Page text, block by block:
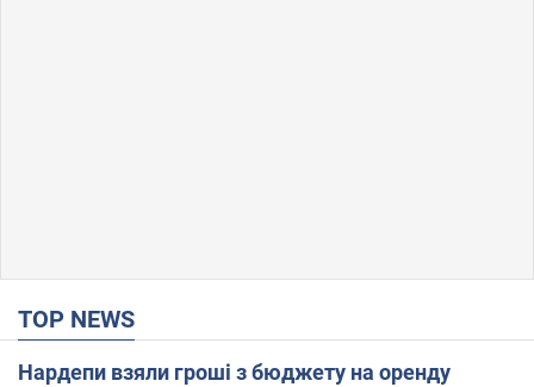
TOP NEWS
Нардепи взяли гроші з бюджету на оренду